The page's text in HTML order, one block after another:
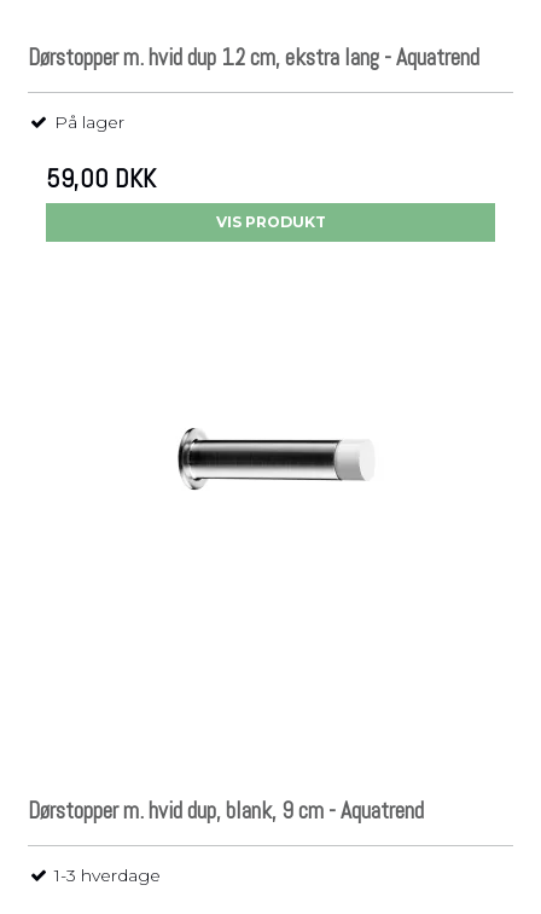
Dørstopper m. hvid dup 12 cm, ekstra lang - Aquatrend
På lager
59,00 DKK
VIS PRODUKT
Dørstopper m. hvid dup, blank, 9 cm - Aquatrend
1-3 hverdage